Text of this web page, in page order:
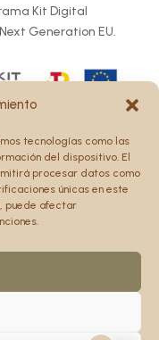
tecnologías como las
del dispositivo. El
procesar datos como
únicas en este
puede afectar
Kit Digital
Generation EU.
y no reflejan
o la Comisión
pueden ser